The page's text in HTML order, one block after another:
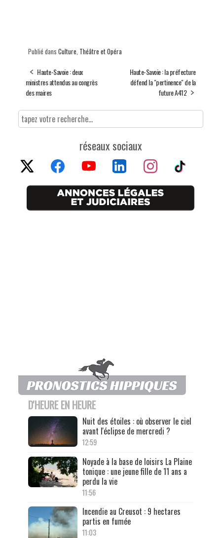
Publié dans Culture, Théâtre et Opéra
Haute-Savoie : deux
ministres attendus au congrès
des maires
Haute-Savoie : la préfecture
défend la "pertinence" de la
future A412
réseaux sociaux
D'HEURE EN HEURE
Nuit des étoiles : où observer le ciel
avant l'éclipse de mercredi ?
12:59
Noyade à la base de loisirs La Plaine
tonique : une jeune fille de 11 ans a
perdu la vie
11:56
Incendie au Creusot : 9 hectares
partis en fumée
11:03